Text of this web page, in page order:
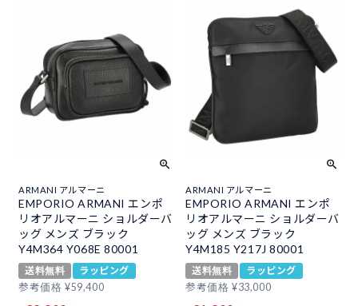
ARMANI アルマーニ
EMPORIO ARMANI エンポ
リオアルマーニ ショルダーバ
ッグ メンズ ブラック
Y4M364 Y068E 80001
送料無料
ラッピング
参考価格 ¥59,400
ARMANI アルマーニ
EMPORIO ARMANI エンポ
リオアルマーニ ショルダーバ
ッグ メンズ ブラック
Y4M185 Y217J 80001
送料無料
ラッピング
参考価格 ¥33,000